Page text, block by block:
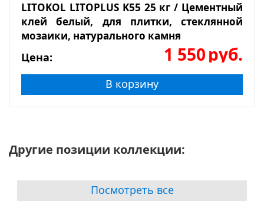
LITOKOL LITOPLUS K55 25 кг / Цементный
клей белый, для плитки, стеклянной
мозаики, натурального камня
Цена: 1 550руб.
В корзину
Другие позиции коллекции:
Посмотреть все